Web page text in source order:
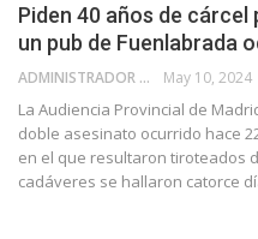
Piden 40 años de
un pub de Fuenlabrada
ADMINISTRADOR May 10, 2024
La Audiencia Provincial de
doble asesinato ocurrido hace
en el que resultaron tiroteados
cadáveres se hallaron catorce